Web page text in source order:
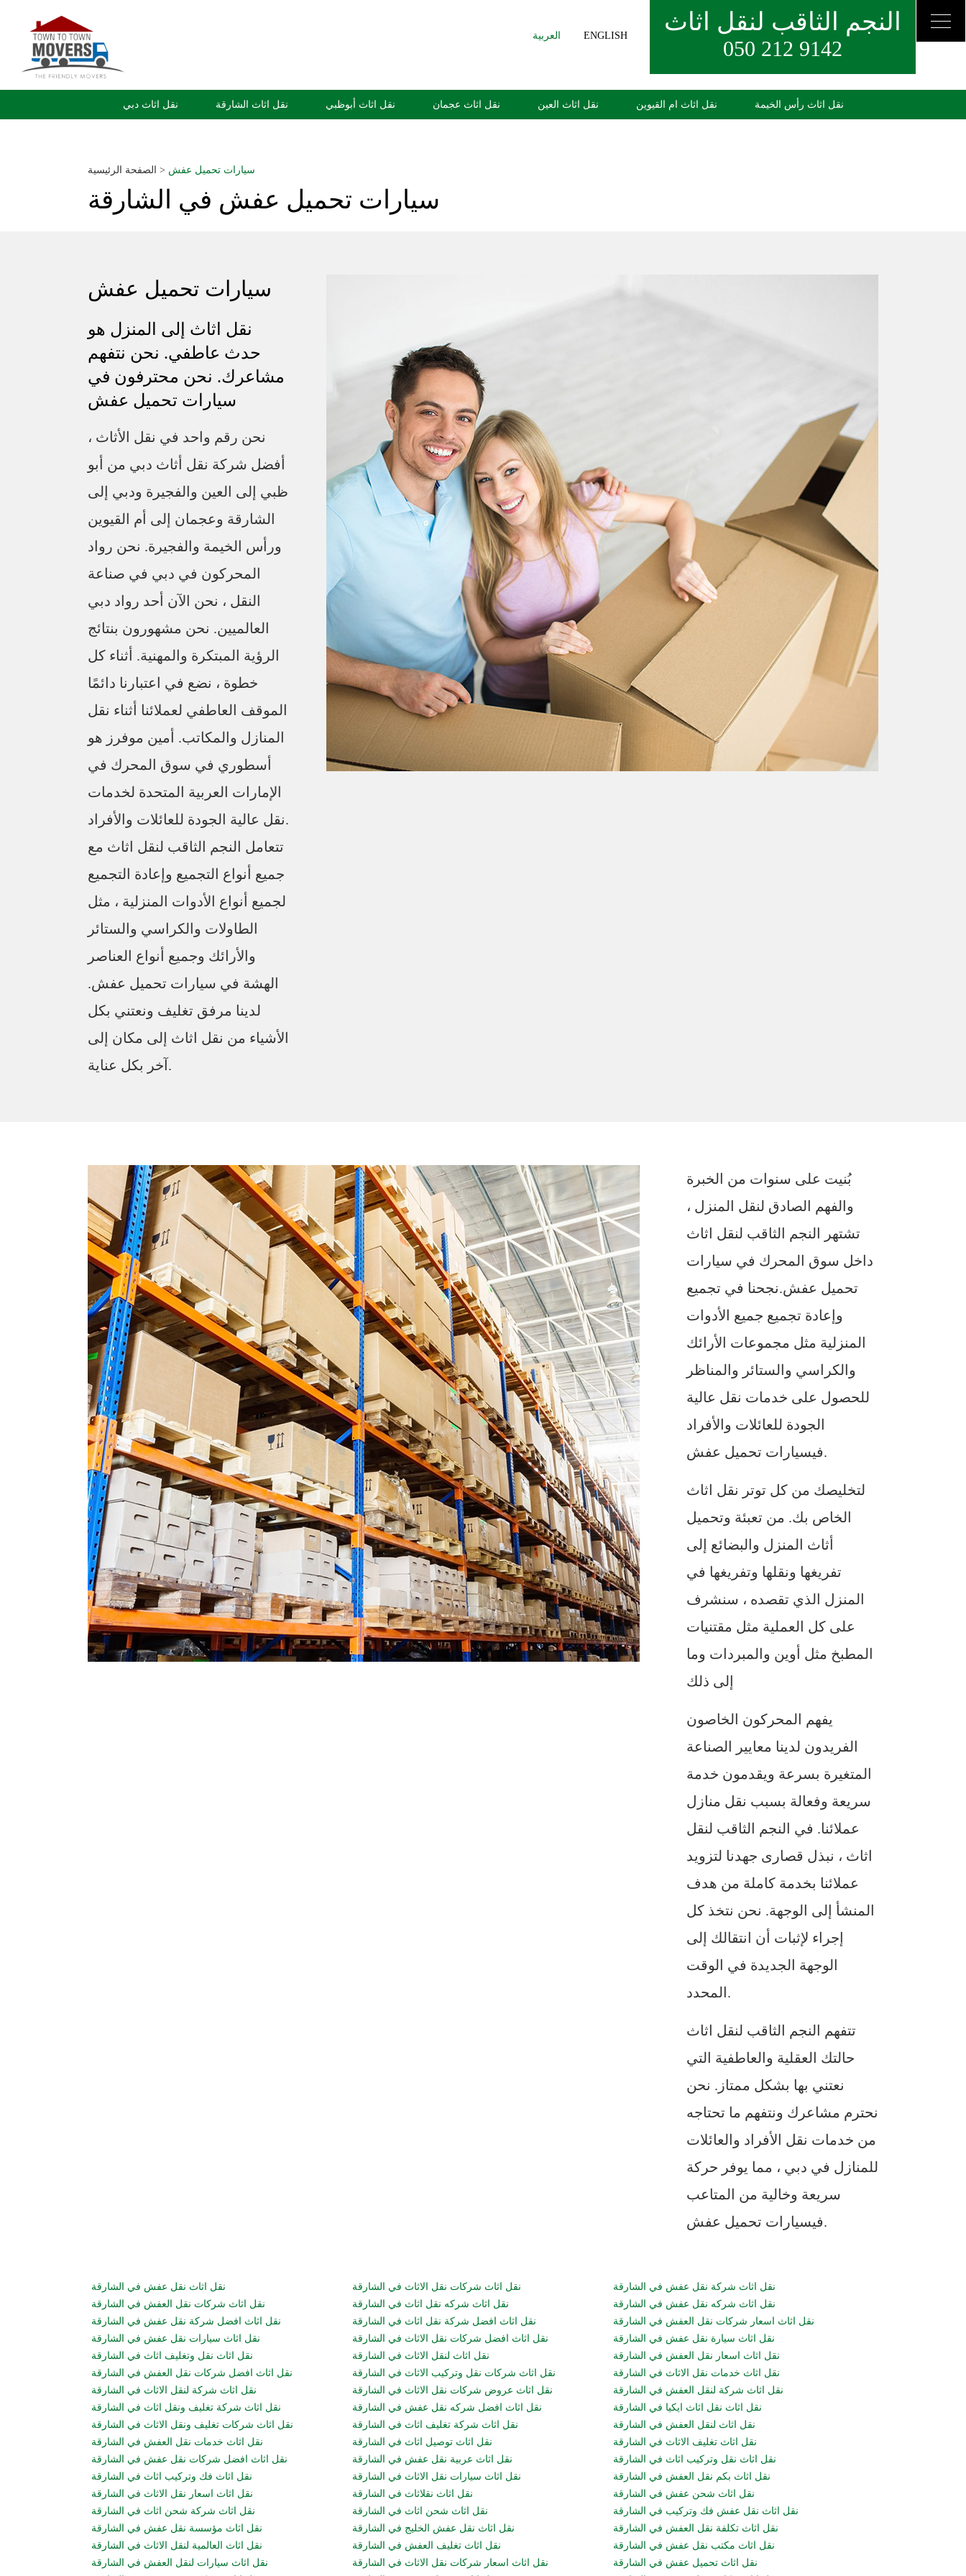
العربية ENGLISH النجم الثاقب لنقل اثاث
050 212 9142
نقل اثاث دبي نقل اثاث الشارقة نقل اثاث أبوظبي نقل اثاث عجمان نقل اثاث العين نقل اثاث ام القيوين نقل اثاث رأس الخيمة
الصفحة الرئيسية > سيارات تحميل عفش
سيارات تحميل عفش في الشارقة
سيارات تحميل عفش
نقل اثاث إلى المنزل هو
حدث عاطفي. نحن نتفهم
مشاعرك. نحن محترفون في
سيارات تحميل عفش
نحن رقم واحد في نقل الأثاث ،
أفضل شركة نقل أثاث دبي من أبو
ظبي إلى العين والفجيرة ودبي إلى
الشارقة وعجمان إلى أم القيوين
ورأس الخيمة والفجيرة. نحن رواد
المحركون في دبي في صناعة
النقل ، نحن الآن أحد رواد دبي
العالميين. نحن مشهورون بنتائج
الرؤية المبتكرة والمهنية. أثناء كل
خطوة ، نضع في اعتبارنا دائمًا
الموقف العاطفي لعملائنا أثناء نقل
المنازل والمكاتب. أمين موفرز هو
أسطوري في سوق المحرك في
الإمارات العربية المتحدة لخدمات
نقل عالية الجودة للعائلات والأفراد.
تتعامل النجم الثاقب لنقل اثاث مع
جميع أنواع التجميع وإعادة التجميع
لجميع أنواع الأدوات المنزلية ، مثل
الطاولات والكراسي والستائر
والأرائك وجميع أنواع العناصر
الهشة في سيارات تحميل عفش.
لدينا مرفق تغليف ونعتني بكل
الأشياء من نقل اثاث إلى مكان إلى
آخر بكل عناية.
بُنيت على سنوات من الخبرة
والفهم الصادق لنقل المنزل ،
تشتهر النجم الثاقب لنقل اثاث
داخل سوق المحرك في سيارات
تحميل عفش.نجحنا في تجميع
وإعادة تجميع جميع الأدوات
المنزلية مثل مجموعات الأرائك
والكراسي والستائر والمناظر
للحصول على خدمات نقل عالية
الجودة للعائلات والأفراد
فيسيارات تحميل عفش.
لتخليصك من كل توتر نقل اثاث
الخاص بك. من تعبئة وتحميل
أثاث المنزل والبضائع إلى
تفريغها ونقلها وتفريغها في
المنزل الذي تقصده ، سنشرف
على كل العملية مثل مقتنيات
المطبخ مثل أوين والمبردات وما
إلى ذلك
يفهم المحركون الخاصون
الفريدون لدينا معايير الصناعة
المتغيرة بسرعة ويقدمون خدمة
سريعة وفعالة بسبب نقل منازل
عملائنا. في النجم الثاقب لنقل
اثاث ، نبذل قصارى جهدنا لتزويد
عملائنا بخدمة كاملة من هدف
المنشأ إلى الوجهة. نحن نتخذ كل
إجراء لإثبات أن انتقالك إلى
الوجهة الجديدة في الوقت
المحدد.
تتفهم النجم الثاقب لنقل اثاث
حالتك العقلية والعاطفية التي
نعتني بها بشكل ممتاز. نحن
نحترم مشاعرك ونتفهم ما تحتاجه
من خدمات نقل الأفراد والعائلات
للمنازل في دبي ، مما يوفر حركة
سريعة وخالية من المتاعب
فيسيارات تحميل عفش.
نقل اثاث نقل عفش في الشارقة نقل اثاث شركات نقل الاثاث في الشارقة
نقل اثاث شركة نقل عفش في الشارقة
نقل اثاث شركات نقل العفش في الشارقة
نقل اثاث شركه نقل اثاث في الشارقة
نقل اثاث شركه نقل عفش في الشارقة
نقل اثاث افضل شركة نقل عفش في الشارقة
نقل اثاث افضل شركة نقل اثاث في الشارقة
نقل اثاث اسعار شركات نقل العفش في الشارقة
نقل اثاث سيارات نقل عفش في الشارقة
نقل اثاث افضل شركات نقل الاثاث في الشارقة
نقل اثاث سيارة نقل عفش في الشارقة
نقل اثاث نقل وتغليف اثاث في الشارقة
نقل اثاث لنقل الاثاث في الشارقة
نقل اثاث اسعار نقل العفش في الشارقة
نقل اثاث افضل شركات نقل العفش في الشارقة
نقل اثاث شركات نقل وتركيب الاثاث في الشارقة
نقل اثاث خدمات نقل الاثاث في الشارقة
نقل اثاث شركة لنقل الاثاث في الشارقة
نقل اثاث عروض شركات نقل الاثاث في الشارقة
نقل اثاث شركة لنقل العفش في الشارقة
نقل اثاث شركة تغليف ونقل اثاث في الشارقة
نقل اثاث افضل شركه نقل عفش في الشارقة
نقل اثاث نقل اثاث ايكيا في الشارقة
نقل اثاث شركات تغليف ونقل الاثاث في الشارقة
نقل اثاث شركة تغليف اثاث في الشارقة
نقل اثاث لنقل العفش في الشارقة
نقل اثاث خدمات نقل العفش في الشارقة
نقل اثاث توصيل اثاث في الشارقة
نقل اثاث تغليف الاثاث في الشارقة
نقل اثاث افضل شركات نقل عفش في الشارقة
نقل اثاث عربية نقل عفش في الشارقة
نقل اثاث نقل وتركيب اثاث في الشارقة
نقل اثاث فك وتركيب اثاث في الشارقة
نقل اثاث سيارات نقل الاثاث في الشارقة
نقل اثاث بكم نقل العفش في الشارقة
نقل اثاث اسعار نقل الاثاث في الشارقة
نقل اثاث نقلاثاث في الشارقة
نقل اثاث شحن عفش في الشارقة
نقل اثاث شركة شحن اثاث في الشارقة
نقل اثاث شحن اثاث في الشارقة
نقل اثاث نقل عفش فك وتركيب في الشارقة
نقل اثاث مؤسسة نقل عفش في الشارقة
نقل اثاث نقل عفش الخليج في الشارقة
نقل اثاث تكلفة نقل العفش في الشارقة
نقل اثاث العالمية لنقل الاثاث في الشارقة
نقل اثاث تغليف العفش في الشارقة
نقل اثاث مكتب نقل عفش في الشارقة
نقل اثاث سيارات لنقل العفش في الشارقة
نقل اثاث اسعار شركات نقل الاثاث في الشارقة
نقل اثاث تحميل عفش في الشارقة